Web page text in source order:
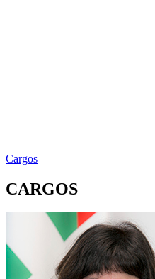
Cargos
CARGOS